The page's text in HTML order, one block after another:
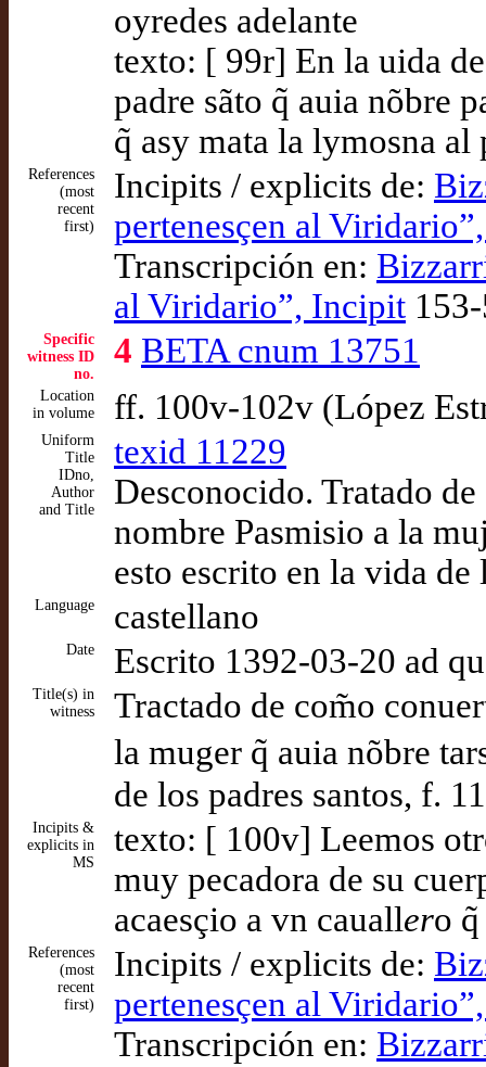
oyredes adelante
texto: [ 99r] En la uida
padre sãto q̃ auia
q̃ asy mata la lymosna
References
(most
recent
first)
Incipits / explicits de:
pertenesçen al
Transcripción en:
al Viridario”, Incipit
Specific
witness ID
no.
4 BETA cnum 13751
Location
in volume
ff. 100v-102v (López
Uniform
Title
IDno,
Author
and Title
texid 11229
Desconocido. Tratado
nombre Pasmisio a la
esto escrito en la vida de
Language castellano
Date Escrito 1392-03-20 ad
Title(s) in
witness
Tractado de com̃o
la muger q̃ auia nõbre
de los padres santos, f.
Incipits &
explicits in
MS
texto: [ 100v] Leemos
muy pecadora de su
acaesçio a vn cauallero
References
(most
recent
first)
Incipits / explicits de:
pertenesçen al
Transcripción en: